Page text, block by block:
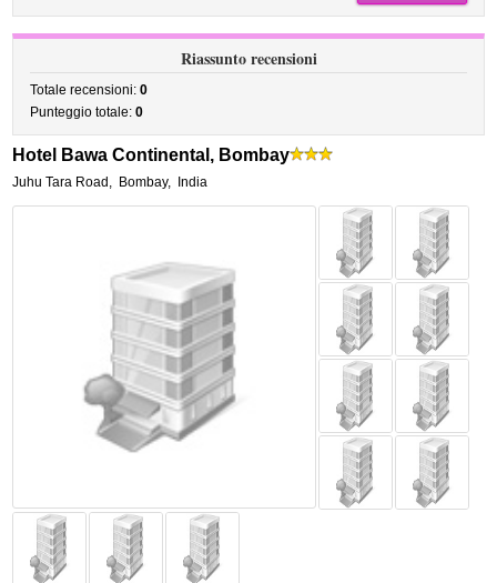
Riassunto recensioni
Totale recensioni:0
Punteggio totale:0
Hotel Bawa Continental, Bombay
Juhu Tara Road , Bombay, India